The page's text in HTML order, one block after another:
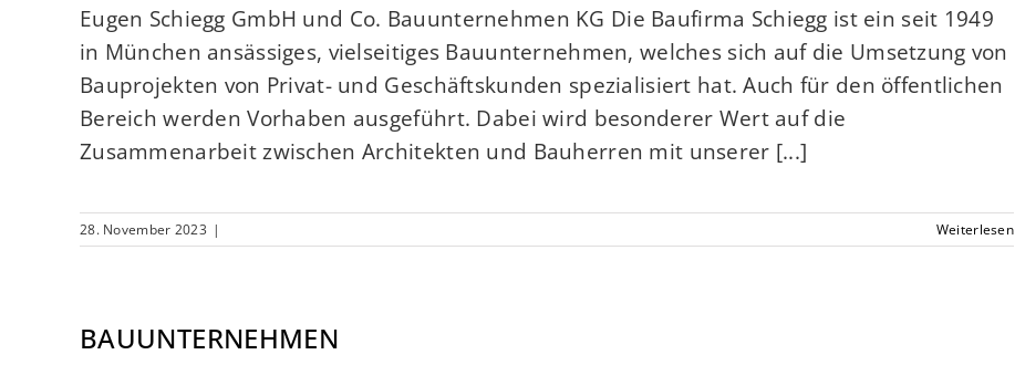
Eugen Schiegg GmbH und Co. Bauunternehmen KG Die Baufirma Schiegg ist ein seit 1949
in München ansässiges, vielseitiges Bauunternehmen, welches sich auf die Umsetzung von
Bauprojekten von Privat- und Geschäftskunden spezialisiert hat. Auch für den öffentlichen
Bereich werden Vorhaben ausgeführt. Dabei wird besonderer Wert auf die
Zusammenarbeit zwischen Architekten und Bauherren mit unserer [...]
28. November 2023 | Weiterlesen
BAUUNTERNEHMEN